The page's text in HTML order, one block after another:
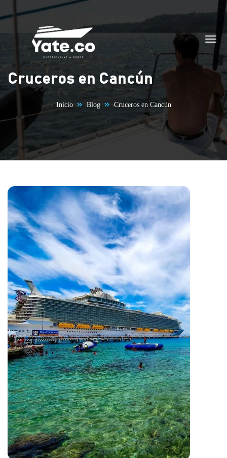
Saltar al contenido
Cruceros en Cancún
Inicio Blog Cruceros en Cancún